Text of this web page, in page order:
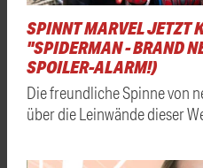
SPINNT MARVEL JETZT
"SPIDERMAN - BRAND
SPOILER-ALARM!)
Die freundliche Spinne von
über die Leinwände dieser